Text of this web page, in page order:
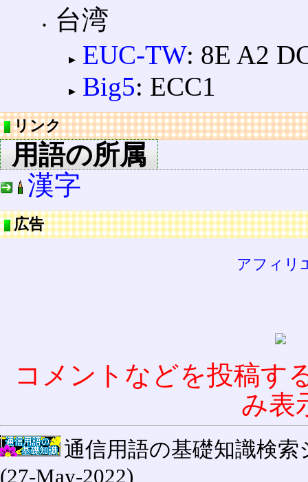
台湾
EUC-TW: 8E A2
Big5: ECC1
リンク
用語の所属
漢字
広告
アフィリ
コメントなどを投稿す
み表
通信用語の基礎知識検索
(27-May-2022)